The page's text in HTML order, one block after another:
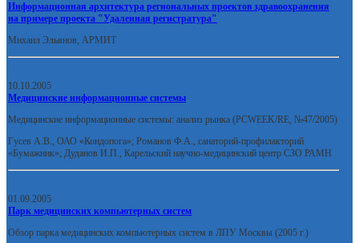
Информационная архитектура региональных проектов здравоохранения
на примере проекта "Удаленная регистратура"
Михаил Эльянов, АРМИТ
10.10.2005
Медицинские информационные системы
Медицинские информационные системы: анализ рынка (PCWEEK/RE, №47/2005)
Гусев А.В., ОАО «Кондопога»; Романов Ф.А., санаторий-профилакторий
«Бумажник»; Дуданов И.П., Карельский научно-медицинский центр СЗО РАМН
01.09.2005
Парк медицинских компьютерных систем
Обзор парка медицинских компьютерных систем в ЛПУ Москвы (2005 г.)